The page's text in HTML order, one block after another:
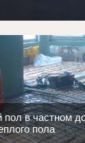
пол в частном
пола